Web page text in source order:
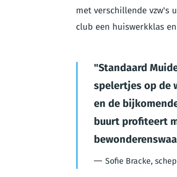
met verschillende vzw's
club een huiswerkklas
Standaard
spelertjes op de
en de
buurt profiteert
Sofie Bracke,